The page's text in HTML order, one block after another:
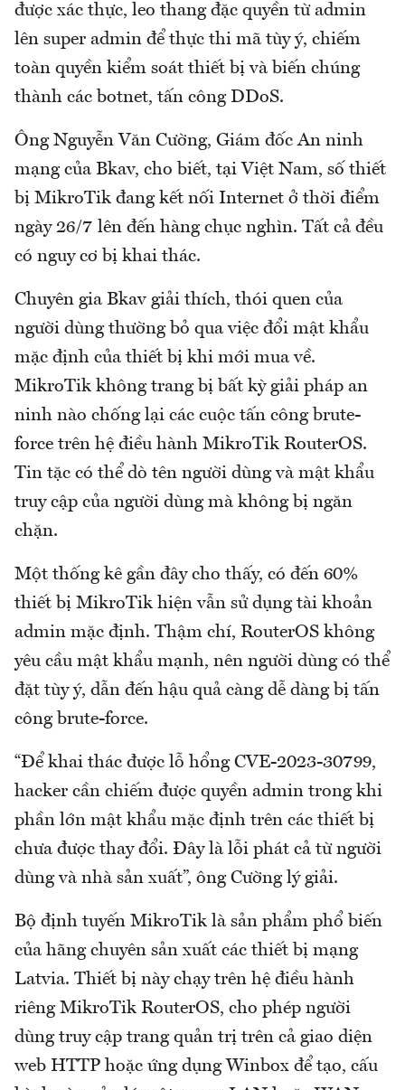
được xác thực, leo thang đặc quyền từ admin
lên super admin để thực thi mã tùy ý, chiếm
toàn quyền kiểm soát thiết bị và biến chúng
thành các botnet, tấn công DDoS.
Ông Nguyễn Văn Cường, Giám đốc An ninh
mạng của Bkav, cho biết, tại Việt Nam, số thiết
bị MikroTik đang kết nối Internet ở thời điểm
ngày 26/7 lên đến hàng chục nghìn. Tất cả đều
có nguy cơ bị khai thác.
Chuyên gia Bkav giải thích, thói quen của
người dùng thường bỏ qua việc đổi mật khẩu
mặc định của thiết bị khi mới mua về.
MikroTik không trang bị bất kỳ giải pháp an
ninh nào chống lại các cuộc tấn công brute-
force trên hệ điều hành MikroTik RouterOS.
Tin tặc có thể dò tên người dùng và mật khẩu
truy cập của người dùng mà không bị ngăn
chặn.
Một thống kê gần đây cho thấy, có đến 60%
thiết bị MikroTik hiện vẫn sử dụng tài khoản
admin mặc định. Thậm chí, RouterOS không
yêu cầu mật khẩu mạnh, nên người dùng có thể
đặt tùy ý, dẫn đến hậu quả càng dễ dàng bị tấn
công brute-force.
“Để khai thác được lỗ hổng CVE-2023-30799,
hacker cần chiếm được quyền admin trong khi
phần lớn mật khẩu mặc định trên các thiết bị
chưa được thay đổi. Đây là lỗi phát cả từ người
dùng và nhà sản xuất”, ông Cường lý giải.
Bộ định tuyến MikroTik là sản phẩm phổ biến
của hãng chuyên sản xuất các thiết bị mạng
Latvia. Thiết bị này chạy trên hệ điều hành
riêng MikroTik RouterOS, cho phép người
dùng truy cập trang quản trị trên cả giao diện
web HTTP hoặc ứng dụng Winbox để tạo, cấu